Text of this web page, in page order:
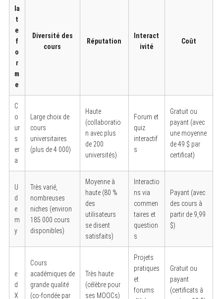
la
t
e
f
o
r
m
e
Diversité des
cours
Réputation
Interact
ivité
Coût
C
o
ur
s
er
a
Large choix de
cours
universitaires
(plus de 4 000)
Haute
(collaboratio
n avec plus
de 200
universités)
Forum et
quiz
interactif
s
Gratuit ou
payant (avec
une moyenne
de 49 $ par
certificat)
U
d
e
m
y
Très varié,
nombreuses
niches (environ
185 000 cours
disponibles)
Moyenne à
haute (80 %
des
utilisateurs
se disent
satisfaits)
Interactio
ns via
commen
taires et
question
s
Payant (avec
des cours à
partir de 9,99
$)
e
d
X
Cours
académiques de
grande qualité
(co-fondée par
Très haute
(célèbre pour
ses MOOCs)
Projets
pratiques
et
forums
Gratuit ou
payant
(certificats à